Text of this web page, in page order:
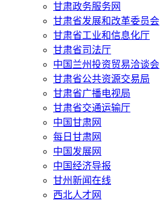
甘肃政务服务网
甘肃省发展和改革委员会
甘肃省工业和信息化厅
甘肃省司法厅
中国兰州投资贸易洽谈会
甘肃省公共资源交易局
甘肃省广播电视局
甘肃省交通运输厅
中国甘肃网
每日甘肃网
中国发展网
中国经济导报
甘州新闻在线
西北人才网